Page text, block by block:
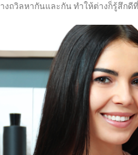
งถวิลหากันและกัน ทำให้ต่างก็รู้สึก